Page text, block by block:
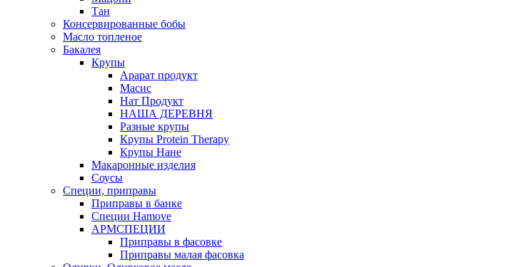
Тан
Консервированные бобы
Масло топленое
Бакалея
Крупы
Арарат продукт
Масис
Нат Продукт
НАША ДЕРЕВНЯ
Разные крупы
Крупы Protein Therapy
Крупы Нане
Макаронные изделия
Соусы
Специи, приправы
Приправы в банке
Специи Hamove
АРМСПЕЦИИ
Приправы в фасовке
Приправы малая фасовка